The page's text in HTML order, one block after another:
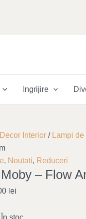
Ingrijire
Decor Interior / Lampi
, Noutati, Reduceri
– Flow
lei.
lei
Current
is:
111,00 lei.